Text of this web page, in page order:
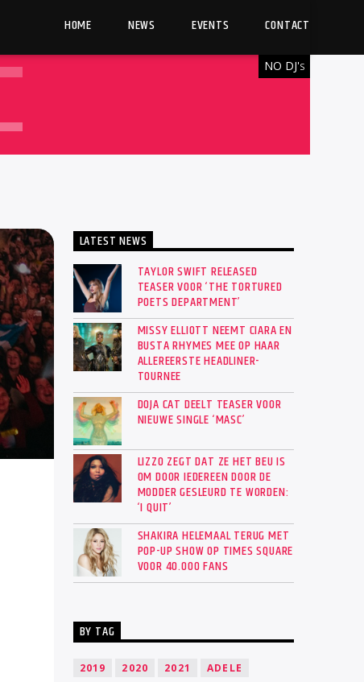
HOME NEWS EVENTS CONTACT
NO DJ'S
LATEST NEWS
TAYLOR SWIFT RELEASED
TEASER VOOR ‘THE TORTURED
POETS DEPARTMENT’
MISSY ELLIOTT NEEMT CIARA EN
BUSTA RHYMES MEE OP HAAR
ALLEREERSTE HEADLINER-
TOURNEE
DOJA CAT DEELT TEASER VOOR
NIEUWE SINGLE ‘MASC’
LIZZO ZEGT DAT ZE HET BEU IS
OM DOOR IEDEREEN DOOR DE
MODDER GESLEURD TE WORDEN:
‘I QUIT’
SHAKIRA HELEMAAL TERUG MET
POP-UP SHOW OP TIMES SQUARE
VOOR 40.000 FANS
BY TAG
2019 2020 2021
ADELE